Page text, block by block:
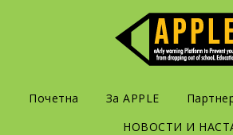
Почетна За APPLE
НОВОСТИ И